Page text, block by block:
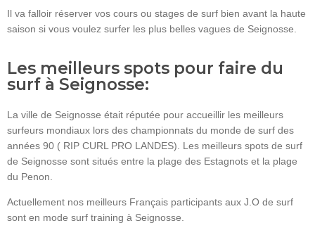
Il va falloir réserver vos cours ou stages de surf bien avant la haute
saison si vous voulez surfer les plus belles vagues de Seignosse.
Les meilleurs spots pour faire du
surf à Seignosse:
La ville de Seignosse était réputée pour accueillir les meilleurs
surfeurs mondiaux lors des championnats du monde de surf des
années 90 ( RIP CURL PRO LANDES). Les meilleurs spots de surf
de Seignosse sont situés entre la plage des Estagnots et la plage
du Penon.
Actuellement nos meilleurs Français participants aux J.O de surf
sont en mode surf training à Seignosse.